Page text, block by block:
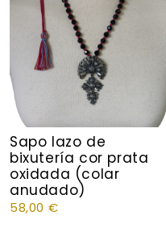
Sapo lazo de
bixutería cor prata
oxidada (colar
anudado)
58,00 €